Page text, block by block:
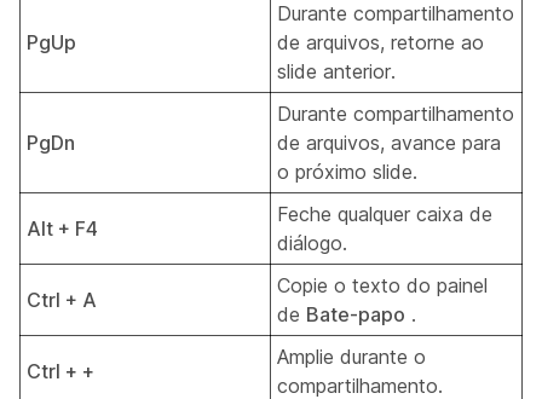
PgUp
Durante compartilhamento
de arquivos, retorne ao
slide anterior.
PgDn
Durante compartilhamento
de arquivos, avance para
o próximo slide.
Alt + F4
Feche qualquer caixa de
diálogo.
Ctrl + A
Copie o texto do painel
de Bate-papo .
Ctrl + +
Amplie durante o
compartilhamento.